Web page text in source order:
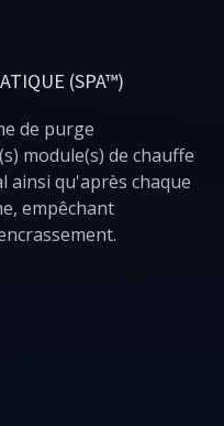
(SPA™)
de purge
module(s) de chauffe
ainsi qu'après chaque
empêchant